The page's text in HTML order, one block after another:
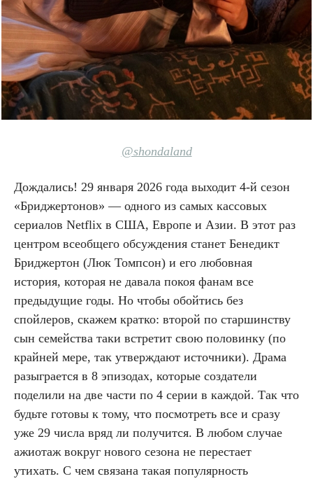
@shondaland
Дождались! 29 января 2026 года выходит 4-й сезон
«Бриджертонов» — одного из самых кассовых
сериалов Netflix в США, Европе и Азии. В этот раз
центром всеобщего обсуждения станет Бенедикт
Бриджертон (Люк Томпсон) и его любовная
история, которая не давала покоя фанам все
предыдущие годы. Но чтобы обойтись без
спойлеров, скажем кратко: второй по старшинству
сын семейства таки встретит свою половинку (по
крайней мере, так утверждают источники). Драма
разыграется в 8 эпизодах, которые создатели
поделили на две части по 4 серии в каждой. Так что
будьте готовы к тому, что посмотреть все и сразу
уже 29 числа вряд ли получится. В любом случае
ажиотаж вокруг нового сезона не перестает
утихать. С чем связана такая популярность